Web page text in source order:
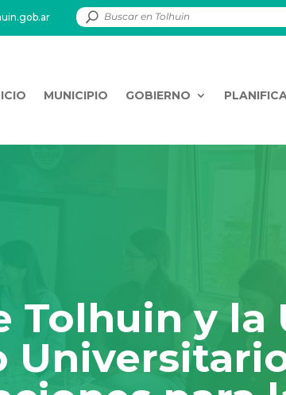
MUNICIPIO GOBIERNO
Tolhuin y la